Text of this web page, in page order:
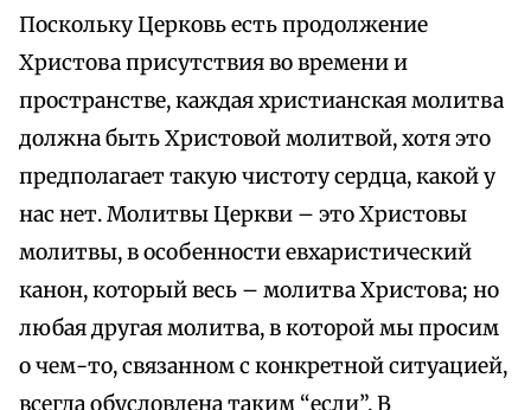
Поскольку Церковь есть продолжение
Христова присутствия во времени и
пространстве, каждая христианская молитва
должна быть Христовой молитвой, хотя это
предполагает такую чистоту сердца, какой у
нас нет. Молитвы Церкви – это Христовы
молитвы, в особенности евхаристический
канон, который весь – молитва Христова; но
любая другая молитва, в которой мы просим
о чем-то, связанном с конкретной ситуацией,
всегда обусловлена таким “если”. В